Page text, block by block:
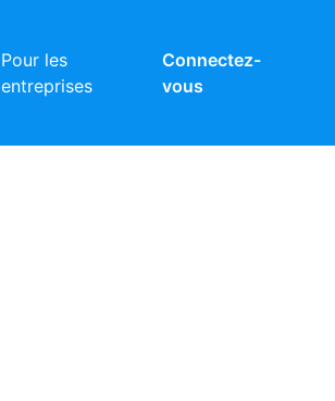
Pour les
entreprises
Connectez-
vous